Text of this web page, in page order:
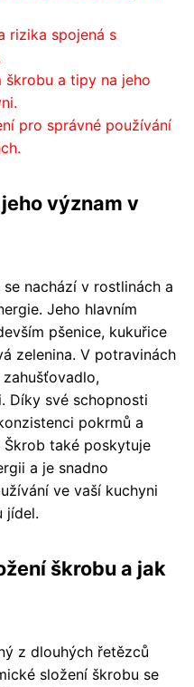
rizika spojená s
škrobu a tipy na jeho
pro správné používání
význam v
nachází v rostlinách a
Jeho hlavním
pšenice, kukuřice
zelenina. V potravinách
Díky své schopnosti
pokrmů a
také poskytuje
a je snadno
ve vaší kuchyni
jídel.
škrobu a jak
z dlouhých řetězců
složení škrobu se